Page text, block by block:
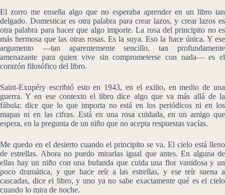
El zorro me enseña algo que no esperaba aprender en un libro tan
delgado. Domesticar es otra palabra para crear lazos, y crear lazos es
otra palabra para hacer que algo importe. La rosa del principito no es
más hermosa que las otras rosas. Es la suya. Eso la hace única. Y ese
argumento —tan aparentemente sencillo, tan profundamente
amenazante para quien vive sin comprometerse con nada— es el
corazón filosófico del libro.
Saint-Exupéry escribió esto en 1943, en el exilio, en medio de una
guerra. Y en ese contexto el libro dice algo que va más allá de la
fábula: dice que lo que importa no está en los periódicos ni en los
mapas ni en las cifras. Está en una rosa cuidada, en un amigo que
espera, en la pregunta de un niño que no acepta respuestas vacías.
Me quedo en el desierto cuando el principito se va. El cielo está lleno
de estrellas. Ahora no puedo mirarlas igual que antes. En alguna de
ellas hay un niño con una bufanda que cuida una flor vanidosa y un
poco dramática, y que hace reír a las estrellas, y ese reír suena a
cascadas, dice el libro, y uno ya no sabe exactamente qué es el cielo
cuando lo mira de noche.